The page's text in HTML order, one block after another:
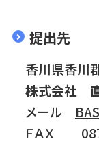
提出先
香川県香川
株式会社
メール
ＦＡＸ